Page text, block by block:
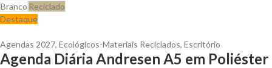
Branco Reciclado
Destaque
Agendas 2027, Ecológicos-Materiais Reciclados, Escritório
Agenda Diária Andresen A5 em